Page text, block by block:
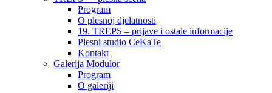
Program
O plesnoj djelatnosti
19. TREPS – prijave i ostale informacije
Plesni studio CeKaTe
Kontakt
Galerija Modulor
Program
O galeriji